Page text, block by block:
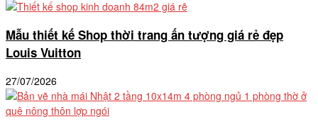
Mẫu thiết kế Shop thời trang ấn tượng giá rẻ đẹp
Louis Vuitton
27/07/2026